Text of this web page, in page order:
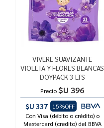
VIVERE SUAVIZANTE
VIOLETA Y FLORES BLANCAS
DOYPACK 3 LTS
Precio $U 396
$U 337
15%OFF
Con Visa (débito o crédito) o
Mastercard (credito) del BBVA